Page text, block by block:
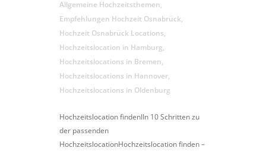
Allgemeine Hochzeitsthemen,
Empfehlungen Hochzeit Osnabrück,
Hochzeit Osnabrück Locations,
Hochzeitslocation in Hamburg,
Hochzeitslocations in Bremen,
Hochzeitslocations in Hannover,
Hochzeitslocations in Oldenburg
Hochzeitslocation findenIIn 10 Schritten zu
der passenden
HochzeitslocationHochzeitslocation finden –